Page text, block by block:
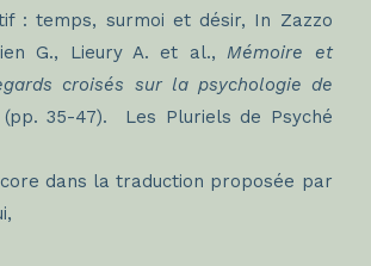
: temps, surmoi et désir, In Zazzo
G., Lieury A. et al.,Mémoire et
croisés sur la psychologie de
(pp. 35-47). Les Pluriels de Psyché
dans la traduction proposée par